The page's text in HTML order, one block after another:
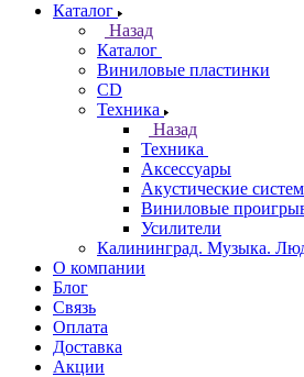
Каталог
Назад
Каталог
Виниловые пластинки
CD
Техника
Назад
Техника
Аксессуары
Акустические
Виниловые
Усилители
Калининград. Музыка.
О компании
Блог
Связь
Оплата
Доставка
Акции